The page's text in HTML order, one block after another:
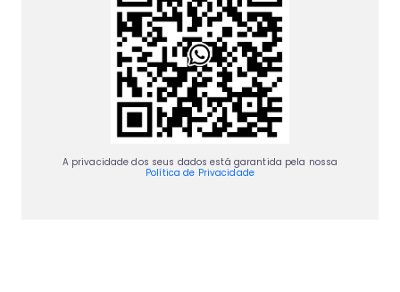
A privacidade dos seus dados está garantida pela nossa
Política de Privacidade